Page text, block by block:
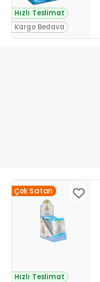
Hızlı Teslimat
Kargo Bedava
Çok Satan
Hızlı Teslimat